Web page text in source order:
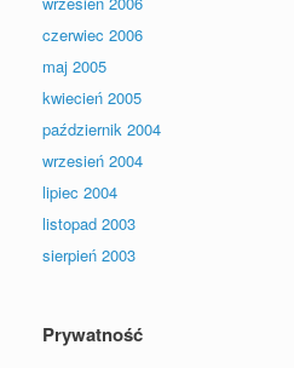
czerwiec 2006
maj 2005
kwiecień 2005
październik 2004
wrzesień 2004
lipiec 2004
listopad 2003
sierpień 2003
Prywatność